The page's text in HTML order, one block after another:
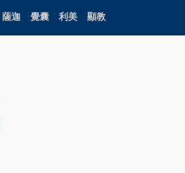
薩迦 覺囊 利美 顯教